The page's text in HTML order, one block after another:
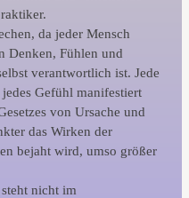
da jeder Mensch
Denken, Fühlen und
verantwortlich ist. Jede
Gefühl manifestiert
von Ursache und
das Wirken der
bejaht wird, umso größer
nicht im